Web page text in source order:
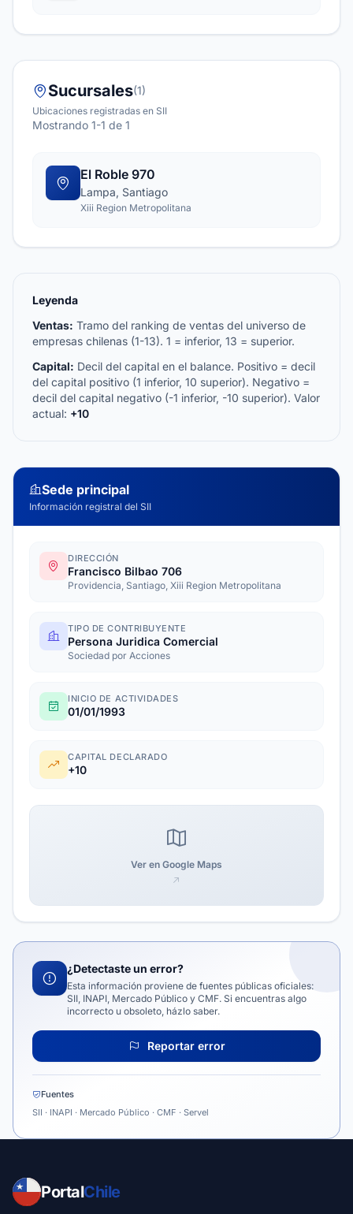
Sucursales(1)
Ubicaciones registradas en SII
Mostrando 1-1 de 1
El Roble 970
Lampa, Santiago
Xiii Region Metropolitana
Leyenda
Ventas: Tramo del ranking de ventas del universo de
empresas chilenas (1-13). 1 = inferior, 13 = superior.
Capital: Decil del capital en el balance. Positivo = decil
del capital positivo (1 inferior, 10 superior). Negativo =
decil del capital negativo (-1 inferior, -10 superior). Valor
actual: +10
Sede principal
Información registral del SII
DIRECCIÓN
Francisco Bilbao 706
Providencia, Santiago, Xiii Region Metropolitana
TIPO DE CONTRIBUYENTE
Persona Juridica Comercial
Sociedad por Acciones
INICIO DE ACTIVIDADES
01/01/1993
CAPITAL DECLARADO
+10
Ver en Google Maps
¿Detectaste un error?
Esta información proviene de fuentes públicas oficiales:
SII, INAPI, Mercado Público y CMF. Si encuentras algo
incorrecto u obsoleto, házlo saber.
Reportar error
Fuentes
SII · INAPI · Mercado Público · CMF · Servel
PortalChile